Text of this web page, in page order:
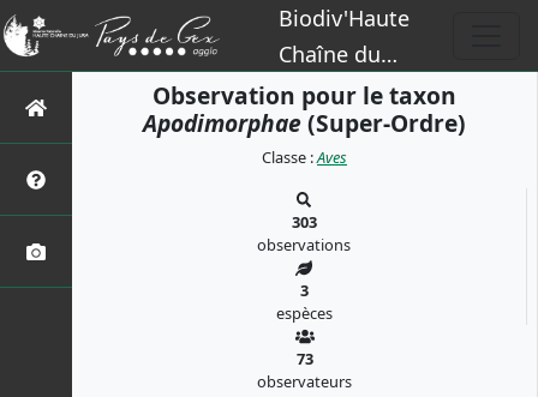
Biodiv'Haute
Chaîne du
Jura
Observation pour le taxon
Apodimorphae(Super-Ordre)
Classe :Aves
303
observations
3
espèces
73
observateurs